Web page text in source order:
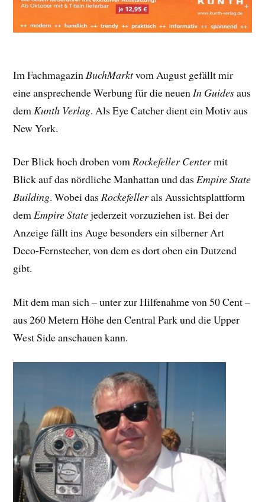
Im Fachmagazin BuchMarktvom August gefällt mir
eine ansprechende Werbung für die neuen In Guidesaus
dem Kunth Verlag. Als Eye Catcher dient ein Motiv aus
New York.
Der Blick hoch droben vomRockefeller Centermit
Blick auf das nördliche Manhattan und dasEmpire State
Building. Wobei dasRockefellerals Aussichtsplattform
demEmpire Statejederzeit vorzuziehen ist. Bei der
Anzeige fällt ins Auge besonders ein silberner Art
Deco-Fernstecher, von dem es dort oben ein Dutzend
gibt.
Mit dem man sich – unter zur Hilfenahme von 50 Cent –
aus 260 Metern Höhe den Central Park und die Upper
West Side anschauen kann.